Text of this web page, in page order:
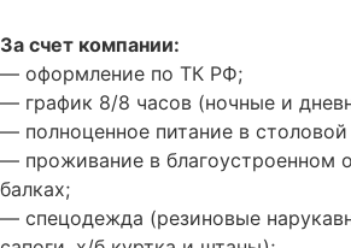
За счет компании:
— оформление по ТК РФ;
— график 8/8 часов (ночные и
— полноценное питание в столовой
— проживание в благоустроенном
балках;
— спецодежда (резиновые